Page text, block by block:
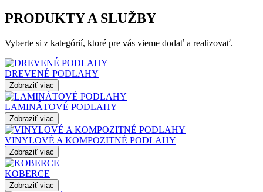
PRODUKTY A SLUŽBY
Vyberte si z kategórií, ktoré pre vás vieme dodať a realizovať.
DREVENÉ PODLAHY
Zobraziť viac
LAMINÁTOVÉ PODLAHY
Zobraziť viac
VINYLOVÉ A KOMPOZITNÉ PODLAHY
Zobraziť viac
KOBERCE
Zobraziť viac